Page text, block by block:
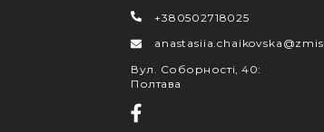
+380502718025
Вул. Соборності, 40:
Полтава